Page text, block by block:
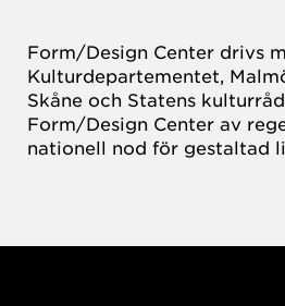
Form/Design Center drivs
Kulturdepartementet,
Skåne och Statens
Form/Design Center av
nationell nod för gestaltad